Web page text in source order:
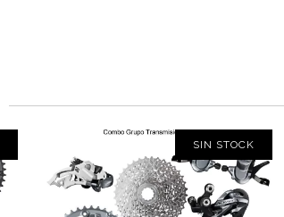
SIN STOCK